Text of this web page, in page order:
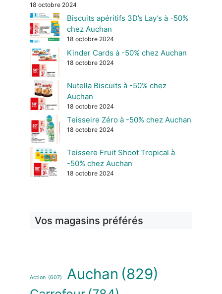
18 octobre 2024
Biscuits apéritifs 3D’s Lay’s à -50%
chez Auchan
18 octobre 2024
Kinder Cards à -50% chez Auchan
18 octobre 2024
Nutella Biscuits à -50% chez
Auchan
18 octobre 2024
Teisseire Zéro à -50% chez Auchan
18 octobre 2024
Teissere Fruit Shoot Tropical à
-50% chez Auchan
18 octobre 2024
Vos magasins préférés
Action (607) Auchan (829)